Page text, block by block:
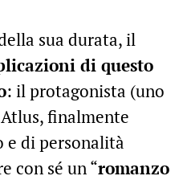
sua durata, il
di questo
: il protagonista (uno
finalmente
e di personalità
con sé un “romanzo